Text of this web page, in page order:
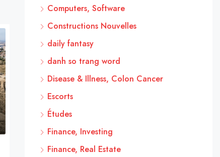
Computers, Software
Constructions Nouvelles
daily fantasy
danh so trang word
Disease & Illness, Colon Cancer
Escorts
Études
Finance, Investing
Finance, Real Estate